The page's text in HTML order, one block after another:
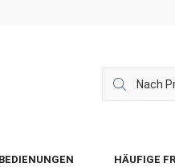
HÄUFIGE